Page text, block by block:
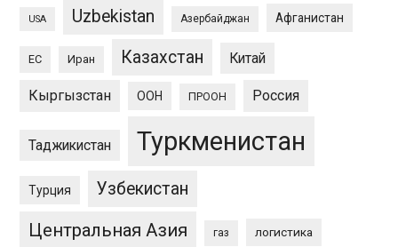
USA Uzbekistan Азербайджан Афганистан
ЕС Иран Казахстан Китай
Кыргызстан ООН ПРООН Россия
Таджикистан Туркменистан
Турция Узбекистан
Центральная Азия газ логистика